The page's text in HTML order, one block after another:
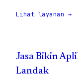
Lihat layanan →
Jasa Bikin
Landak